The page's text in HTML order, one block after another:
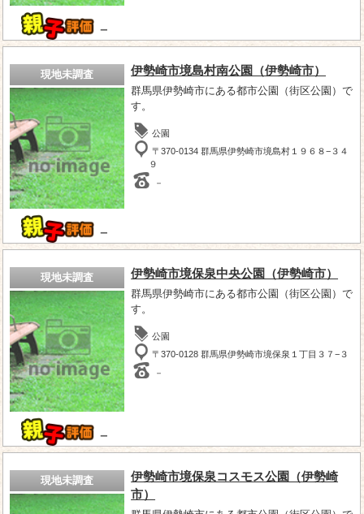
－
現地未調査
－
伊勢崎市境島村南公園（伊勢崎市）
群馬県伊勢崎市にある都市公園（街区公園）で
す。
公園
〒370-0134 群馬県伊勢崎市境島村１９６８−３４
９
－
現地未調査
－
伊勢崎市境保泉中央公園（伊勢崎市）
群馬県伊勢崎市にある都市公園（街区公園）で
す。
公園
〒370-0128 群馬県伊勢崎市境保泉１丁目３７−３
－
現地未調査
伊勢崎市境保泉コスモス公園（伊勢崎
市）